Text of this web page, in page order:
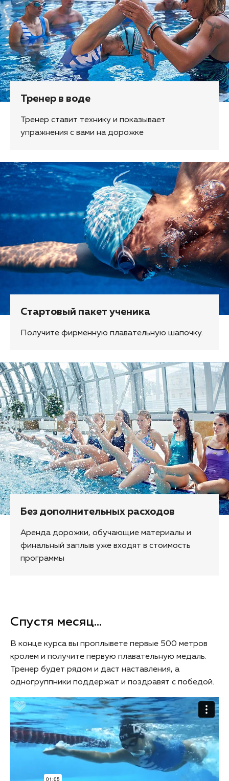
Тренер в воде
Тренер ставит технику и показывает
упражнения с вами на дорожке
Стартовый пакет ученика
Получите фирменную плавательную шапочку.
Без дополнительных расходов
Аренда дорожки, обучающие материалы и
финальный заплыв уже входят в стоимость
программы
Спустя месяц...
В конце курса вы проплывете первые 500 метров
кролем и получите первую плавательную медаль.
Тренер будет рядом и даст наставления, а
одногруппники поддержат и поздравят с победой.